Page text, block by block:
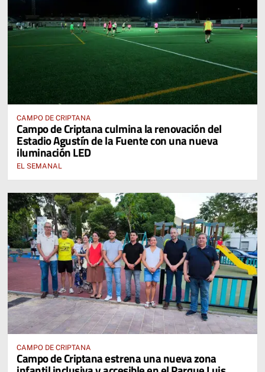
CAMPO DE CRIPTANA
Campo de Criptana culmina la renovación del
Estadio Agustín de la Fuente con una nueva
iluminación LED
EL SEMANAL
CAMPO DE CRIPTANA
Campo de Criptana estrena una nueva zona